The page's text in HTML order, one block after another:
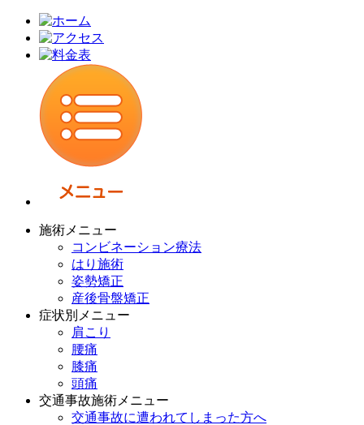
施術メニュー
コンビネーション療法
はり施術
姿勢矯正
産後骨盤矯正
症状別メニュー
肩こり
腰痛
膝痛
頭痛
交通事故施術メニュー
交通事故に遭われてしまった方へ